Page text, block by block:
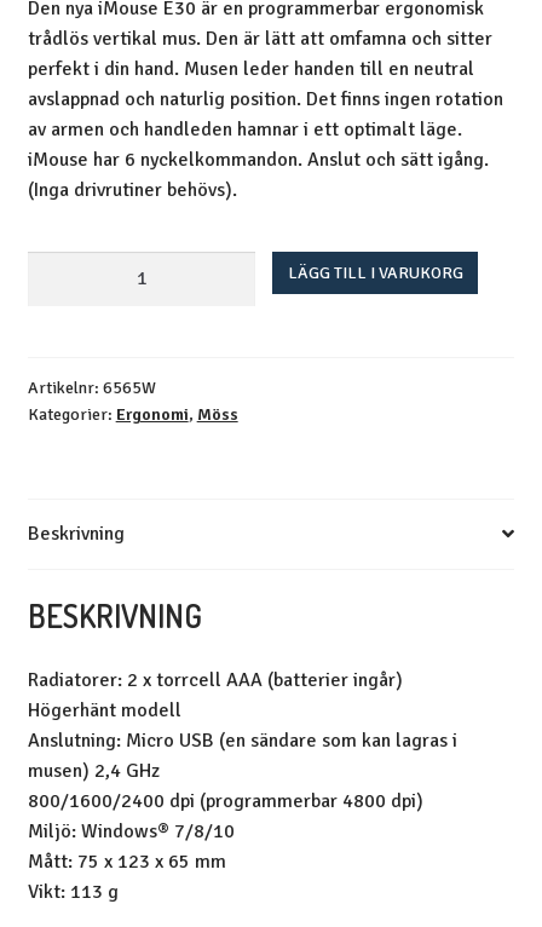
Den nya iMouse E30 är en programmerbar ergonomisk
trådlös vertikal mus. Den är lätt att omfamna och sitter
perfekt i din hand. Musen leder handen till en neutral
avslappnad och naturlig position. Det finns ingen rotation
av armen och handleden hamnar i ett optimalt läge.
iMouse har 6 nyckelkommandon. Anslut och sätt igång.
(Inga drivrutiner behövs).
LÄGG TILL I VARUKORG
Artikelnr: 6565W
Kategorier: Ergonomi, Möss
Beskrivning
BESKRIVNING
Radiatorer: 2 x torrcell AAA (batterier ingår)
Högerhänt modell
Anslutning: Micro USB (en sändare som kan lagras i
musen) 2,4 GHz
800/1600/2400 dpi (programmerbar 4800 dpi)
Miljö: Windows® 7/8/10
Mått: 75 x 123 x 65 mm
Vikt: 113 g